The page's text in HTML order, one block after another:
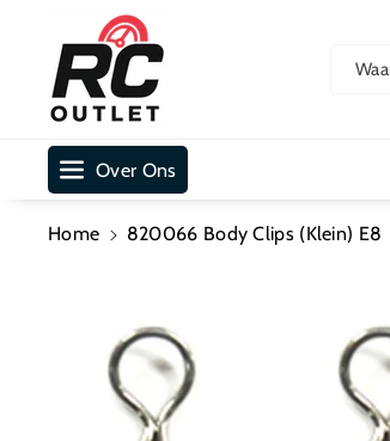
Ar De Cont
Over Ons
Home
820066 Body Clips (Klein) E8